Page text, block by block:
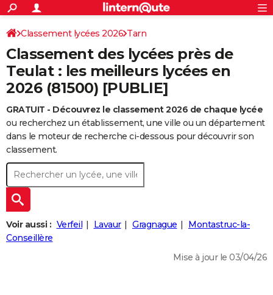
ACTUALITÉS
Politique
Société
Faits Divers
Education
Monde
Villes
+
SPORT
Coupe du monde 2026
Football
Tennis
Cyclisme
Rugby
Forum
CULTURE
Programme TV
TNT
Streaming
Cinéma
Sorties cinéma
Musique
+
FINANCE
Retraite
Impôts
Epargne
Immobilier
Risques naturels par ville
Banque
Assurance
Crédit
AUTO
Essais
Réserver un essai
Citadines
Berlines
SUV
Forum auto
+
HIGH-TECH
BRICOLAGE
Forum
Aménagement intérieur
Extérieur
Cuisine
Salle de bains
Jardinage
Rangement
+WEEK-END
Guides de France
Escapades
Patrimoine
Expositions
Musées
Week-end nature
+
LIFESTYLE
Art de vivre
Bien-être
Loisirs
Mode
Modes de vie
+SANTE
S'inscrire
Connexion
Classement lycées 2026 Tarn
Classement des lycées près de
Teulat : les meilleurs lycées en
2026 (81500) [PUBLIE]
GRATUIT - Découvrez le classement 2026 de chaque lycée
ou recherchez un établissement, une ville ou un département
dans le moteur de recherche ci-dessous pour découvrir son
classement.
Voir aussi : Verfeil Lavaur Gragnague
Montastruc-la-
Conseillère
Mise à jour le 03/04/26